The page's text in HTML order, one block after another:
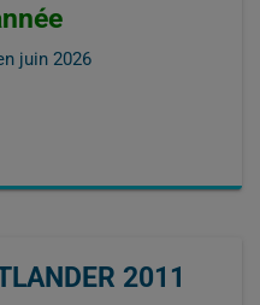
juin 2026
2011